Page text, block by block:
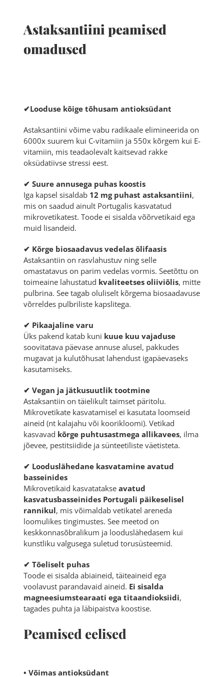
Astaksantiini peamised
omadused
✔Looduse kõige tõhusam antioksüdant
Astaksantiini võime vabu radikaale elimineerida on
6000x suurem kui C-vitamiin ja 550x kõrgem kui E-
vitamiin, mis teadaolevalt kaitsevad rakke
oksüdatiivse stressi eest.
✔ Suure annusega puhas koostis
Iga kapsel sisaldab 12 mg puhast astaksantiini,
mis on saadud ainult Portugalis kasvatatud
mikrovetikatest. Toode ei sisalda võõrvetikaid ega
muid lisandeid.
✔ Kõrge biosaadavus vedelas õlifaasis
Astaksantiin on rasvlahustuv ning selle
omastatavus on parim vedelas vormis. Seetõttu on
toimeaine lahustatud kvaliteetses oliiviõlis, mitte
pulbrina. See tagab oluliselt kõrgema biosaadavuse
võrreldes pulbriliste kapslitega.
✔ Pikaajaline varu
Üks pakend katab kuni kuue kuu vajaduse
soovitatava päevase annuse alusel, pakkudes
mugavat ja kulutõhusat lahendust igapäevaseks
kasutamiseks.
✔ Vegan ja jätkusuutlik tootmine
Astaksantiin on täielikult taimset päritolu.
Mikrovetikate kasvatamisel ei kasutata loomseid
aineid (nt kalajahu või koorikloomi). Vetikad
kasvavad kõrge puhtusastmega allikavees, ilma
jõevee, pestitsiidide ja sünteetiliste väetisteta.
✔ Looduslähedane kasvatamine avatud
basseinides
Mikrovetikaid kasvatatakse avatud
kasvatusbasseinides Portugali päikeselisel
rannikul, mis võimaldab vetikatel areneda
loomulikes tingimustes. See meetod on
keskkonnasõbralikum ja looduslähedasem kui
kunstliku valgusega suletud torusüsteemid.
✔ Tõeliselt puhas
Toode ei sisalda abiaineid, täiteaineid ega
voolavust parandavaid aineid. Ei sisalda
magneesiumstearaati ega titaandioksiidi,
tagades puhta ja läbipaistva koostise.
Peamised eelised
• Võimas antioksüdant